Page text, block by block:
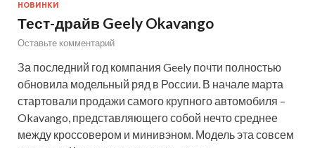
НОВИНКИ
Тест-драйв Geely Okavango
Оставьте комментарий
За последний год компания Geely почти полностью
обновила модельный ряд в России. В начале марта
стартовали продажи самого крупного автомобиля –
Okavango, представляющего собой нечто среднее
между кроссовером и минивэном. Модель эта совсем